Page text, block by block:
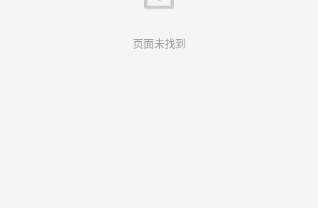
页面未找到